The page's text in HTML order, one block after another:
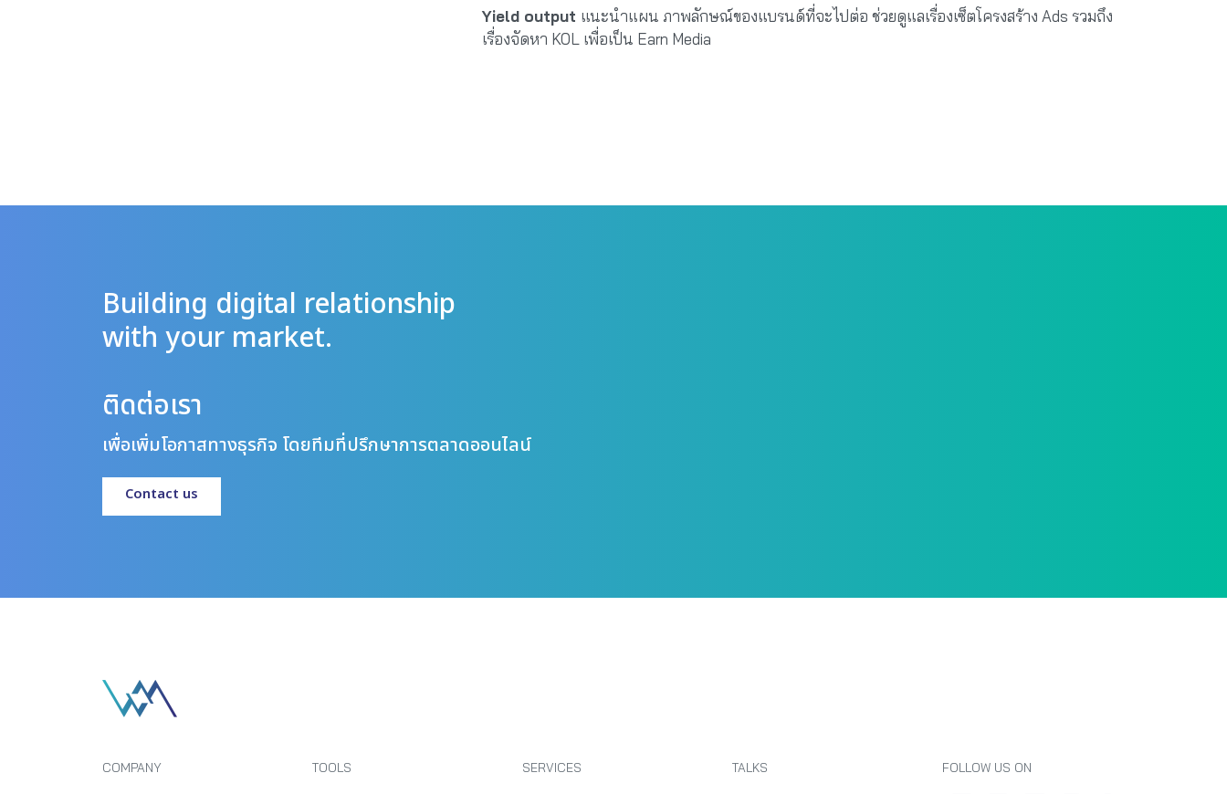
Yield output แนะนำแผน ภาพลักษณ์ของแบรนด์ที่จะไปต่อ ช่วยดูแลเรื่องเซ็ตโครงสร้าง Ads รวมถึง
เรื่องจัดหา KOL เพื่อเป็น Earn Media
Building digital relationship
with your market.
ติดต่อเรา
เพื่อเพิ่มโอกาสทางธุรกิจ โดยทีมที่ปรึกษาการตลาดออนไลน์
Contact us
COMPANY TOOLS SERVICES TALKS FOLLOW US ON